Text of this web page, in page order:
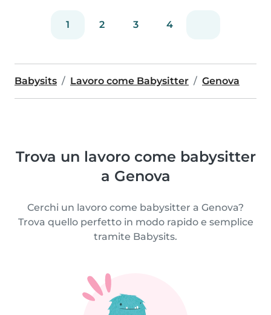
1 2 3 4
Babysits Lavoro come Babysitter Genova
Trova un lavoro come babysitter
a Genova
Cerchi un lavoro come babysitter a Genova?
Trova quello perfetto in modo rapido e semplice
tramite Babysits.